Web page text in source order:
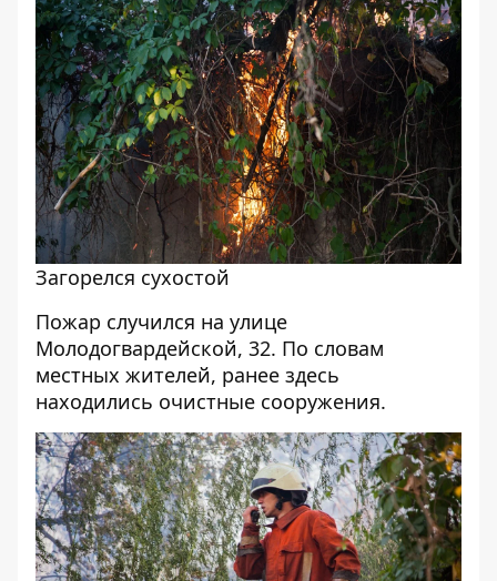
Загорелся сухостой
Пожар случился на улице
Молодогвардейской, 32. По словам
местных жителей, ранее здесь
находились очистные сооружения.